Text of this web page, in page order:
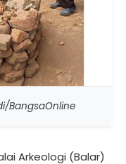
BangsaOnline
Arkeologi (Balar)